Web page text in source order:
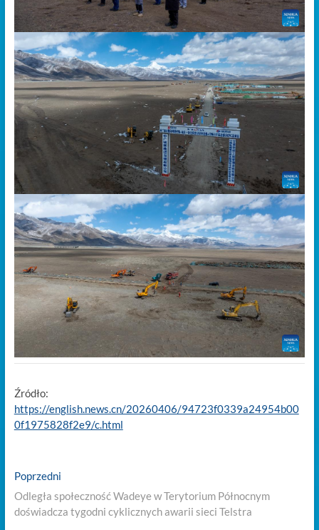
Źródło:
https://english.news.cn/20260406/94723f0339a24954b00
0f1975828f2e9/c.html
Nawigacja
wpisu
PoprzedniPrevious
post:
Odległa społeczność Wadeye w Terytorium Północnym
doświadcza tygodni cyklicznych awarii sieci Telstra